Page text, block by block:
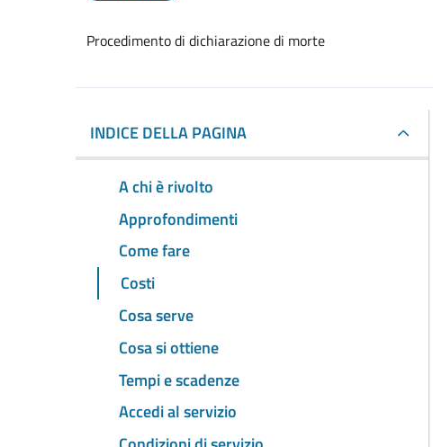
Procedimento di dichiarazione di morte
INDICE DELLA PAGINA
A chi è rivolto
Approfondimenti
Come fare
Costi
Cosa serve
Cosa si ottiene
Tempi e scadenze
Accedi al servizio